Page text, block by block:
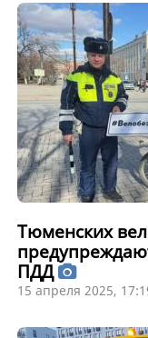
Тюменских
ПДД
15 апреля 2025,